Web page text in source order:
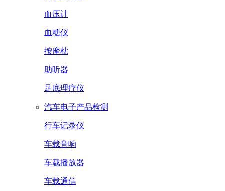
血压计
血糖仪
按摩枕
助听器
足底理疗仪
汽车电子产品检测
行车记录仪
车载音响
车载播放器
车载通信